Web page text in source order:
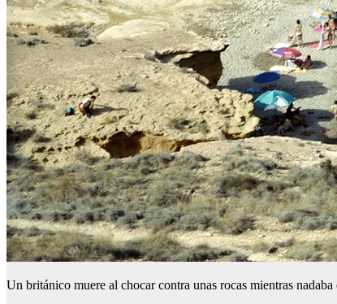
Un británico muere al chocar contra unas rocas mientras